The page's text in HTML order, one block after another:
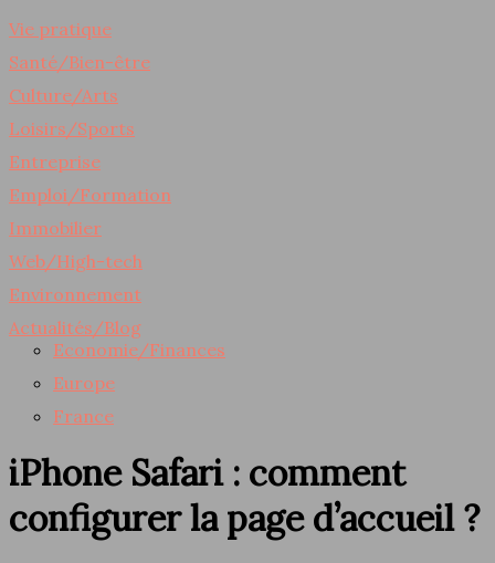
Vie pratique
Santé/Bien-être
Culture/Arts
Loisirs/Sports
Entreprise
Emploi/Formation
Immobilier
Web/High-tech
Environnement
Actualités/Blog
Economie/Finances
Europe
France
iPhone Safari : comment
configurer la page d’accueil ?